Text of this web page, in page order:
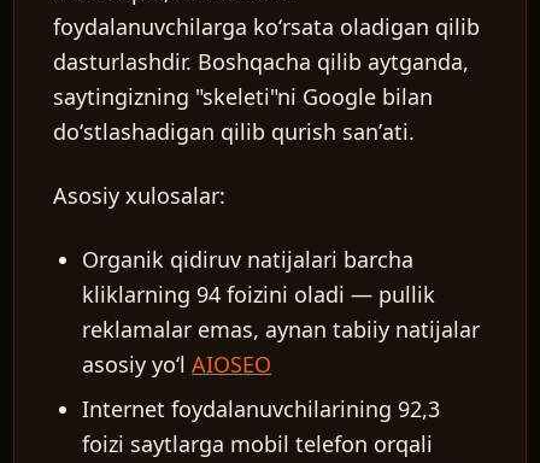
foydalanuvchilarga koʻrsata oladigan qilib
dasturlashdir. Boshqacha qilib aytganda,
saytingizning "skeleti"ni Google bilan
doʻstlashadigan qilib qurish sanʼati.
Asosiy xulosalar:
Organik qidiruv natijalari barcha
kliklarning 94 foizini oladi — pullik
reklamalar emas, aynan tabiiy natijalar
asosiy yoʻlAIOSEO
Internet foydalanuvchilarining 92,3
foizi saytlarga mobil telefon orqali